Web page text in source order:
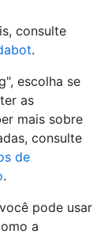
consulte
.
escolha se
as
mais sobre
consulte
de
.
pode usar
a